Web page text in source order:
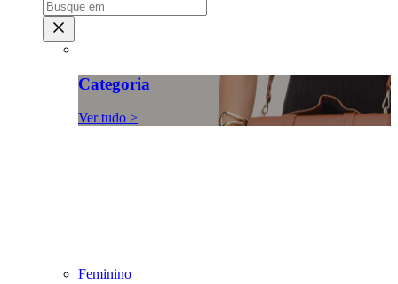
Categoria
Ver tudo >
Feminino